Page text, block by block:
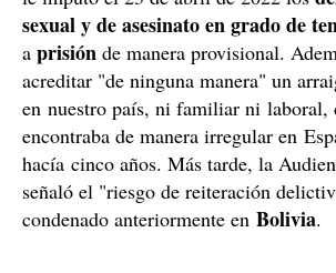
sexual y de asesinato en grado de
a prisión de manera provisional.
acreditar "de ninguna manera" un
en nuestro país, ni familiar ni laboral,
encontraba de manera irregular en
hacía cinco años. Más tarde, la
señaló el "riesgo de reiteración
condenado anteriormente en Bolivia.